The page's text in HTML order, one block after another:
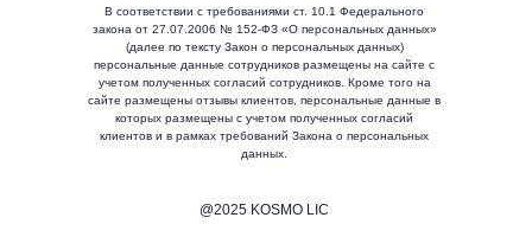
@2025 KOSMO LIC
В соответствии с требованиями ст. 10.1 Федерального
закона от 27.07.2006 № 152-ФЗ «О персональных данных»
(далее по тексту Закон о персональных данных)
персональные данные сотрудников размещены на сайте с
учетом полученных согласий сотрудников. Кроме того на
сайте размещены отзывы клиентов, персональные данные в
которых размещены с учетом полученных согласий
клиентов и в рамках требований Закона о персональных
данных.